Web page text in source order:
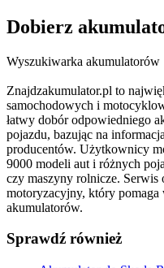
Dobierz
Wyszukiwarka akumulatorów
Znajdzakumulator.pl to
samochodowych i
łatwy dobór odpowiedniego
pojazdu, bazując na
producentów. Użytkownicy
9000 modeli aut i różnych
czy maszyny rolnicze. Serwis
motoryzacyjny, który
akumulatorów.
Sprawdź również